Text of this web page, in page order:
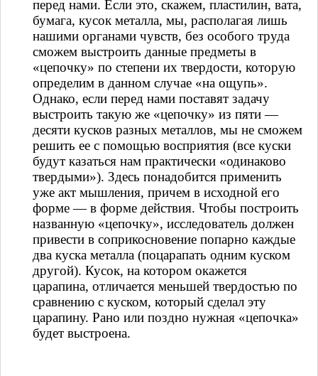
перед нами. Если это, скажем, пластилин, вата,
бумага, кусок металла, мы, располагая лишь
нашими органами чувств, без особого труда
сможем выстроить данные предметы в
«цепочку» по степени их твердости, которую
определим в данном случае «на ощупь».
Однако, если перед нами поставят задачу
выстроить такую же «цепочку» из пяти —
десяти кусков разных металлов, мы не сможем
решить ее с помощью восприятия (все куски
будут казаться нам практически «одинаково
твердыми»). Здесь понадобится применить
уже акт мышления, причем в исходной его
форме — в форме действия. Чтобы построить
названную «цепочку», исследователь должен
привести в соприкосновение попарно каждые
два куска металла (поцарапать одним куском
другой). Кусок, на котором окажется
царапина, отличается меньшей твердостью по
сравнению с куском, который сделал эту
царапину. Рано или поздно нужная «цепочка»
будет выстроена.